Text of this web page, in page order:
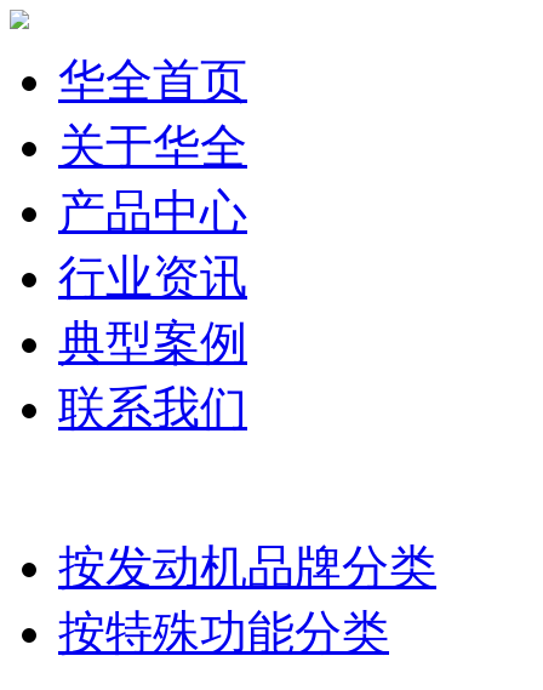
华全首页
关于华全
产品中心
行业资讯
典型案例
联系我们
按发动机品牌分类
按特殊功能分类